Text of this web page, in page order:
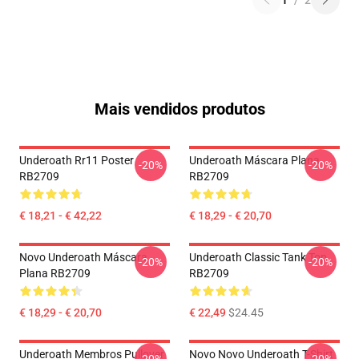
Mais vendidos produtos
Underoath Rr11 Poster
RB2709
€ 18,21 - € 42,22
-20%
Underoath Máscara Plana
RB2709
€ 18,29 - € 20,70
-20%
Novo Underoath Máscara
Plana RB2709
€ 18,29 - € 20,70
-20%
Underoath Classic Tank Top
RB2709
€ 22,49$24.45
-20%
Underoath Membros Pullover Novo Novo Underoath T-Shirt